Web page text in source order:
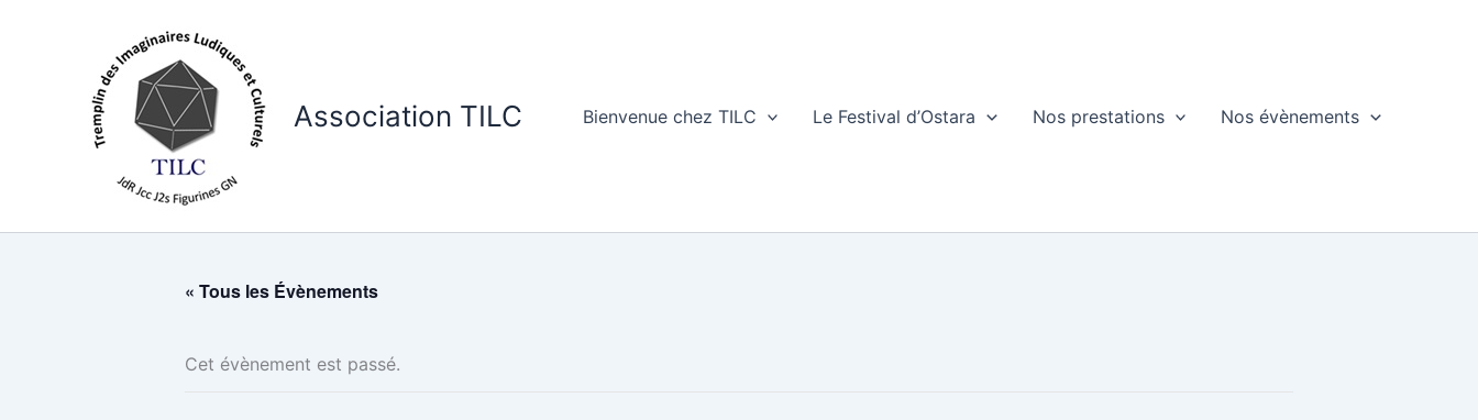
Association TILC Bienvenue chez TILC Le Festival d’Ostara Nos prestations Nos évènements
« Tous les Évènements
Cet évènement est passé.